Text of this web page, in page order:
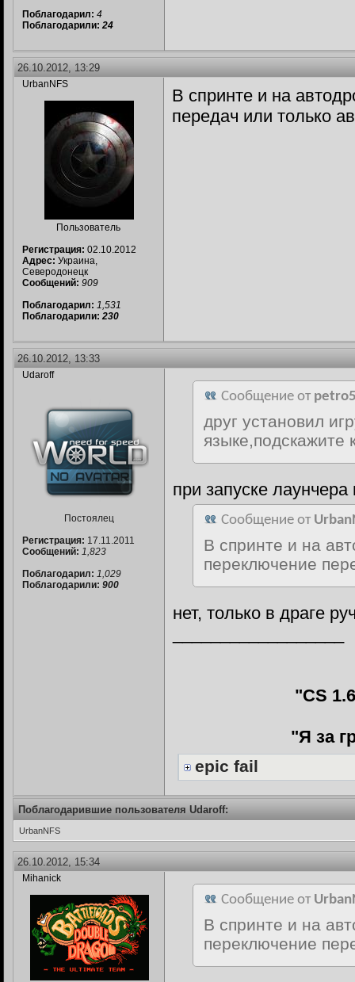
Поблагодарил: 4
Поблагодарили: 24
26.10.2012, 13:29
UrbanNFS
Пользователь
Регистрация: 02.10.2012
Адрес: Украина,
Северодонецк
Сообщений: 909
Поблагодарил: 1,531
Поблагодарили: 230
В спринте и на
передач или только
26.10.2012, 13:33
Udaroff
Постоялец
Регистрация: 17.11.2011
Сообщений: 1,823
Поблагодарил: 1,029
Поблагодарили: 900
Сообщение от
друг установил
языке,подскажите
при запуске
Сообщение от
В спринте и на
переключение
нет, только в драге
"CS
"Я за
epic fail
Поблагодарившие пользователя Udaroff:
UrbanNFS
26.10.2012, 15:34
Mihanick
Сообщение от
В спринте и на
переключение